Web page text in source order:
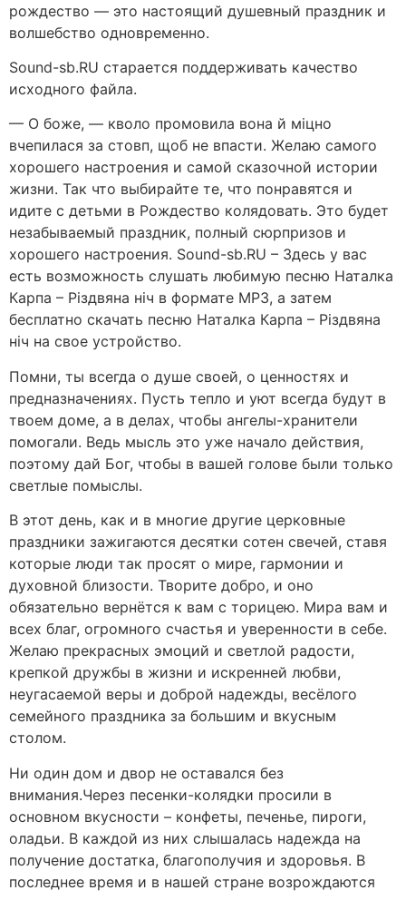
рождество — это настоящий душевный праздник и
волшебство одновременно.
Sound-sb.RU старается поддерживать качество
исходного файла.
— О боже, — кволо промовила вона й міцно
вчепилася за стовп, щоб не впасти. Желаю самого
хорошего настроения и самой сказочной истории
жизни. Так что выбирайте те, что понравятся и
идите с детьми в Рождество колядовать. Это будет
незабываемый праздник, полный сюрпризов и
хорошего настроения. Sound-sb.RU – Здесь у вас
есть возможность слушать любимую песню Наталка
Карпа – Різдвяна ніч в формате MP3, а затем
бесплатно скачать песню Наталка Карпа – Різдвяна
ніч на свое устройство.
Помни, ты всегда о душе своей, о ценностях и
предназначениях. Пусть тепло и уют всегда будут в
твоем доме, а в делах, чтобы ангелы-хранители
помогали. Ведь мысль это уже начало действия,
поэтому дай Бог, чтобы в вашей голове были только
светлые помыслы.
В этот день, как и в многие другие церковные
праздники зажигаются десятки сотен свечей, ставя
которые люди так просят о мире, гармонии и
духовной близости. Творите добро, и оно
обязательно вернётся к вам с торицею. Мира вам и
всех благ, огромного счастья и уверенности в себе.
Желаю прекрасных эмоций и светлой радости,
крепкой дружбы в жизни и искренней любви,
неугасаемой веры и доброй надежды, весёлого
семейного праздника за большим и вкусным
столом.
Ни один дом и двор не оставался без
внимания.Через песенки-колядки просили в
основном вкусности – конфеты, печенье, пироги,
оладьи. В каждой из них слышалась надежда на
получение достатка, благополучия и здоровья. В
последнее время и в нашей стране возрождаются